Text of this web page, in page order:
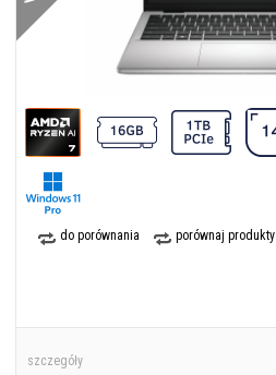
do porównania
porównaj produkty
szczegóły